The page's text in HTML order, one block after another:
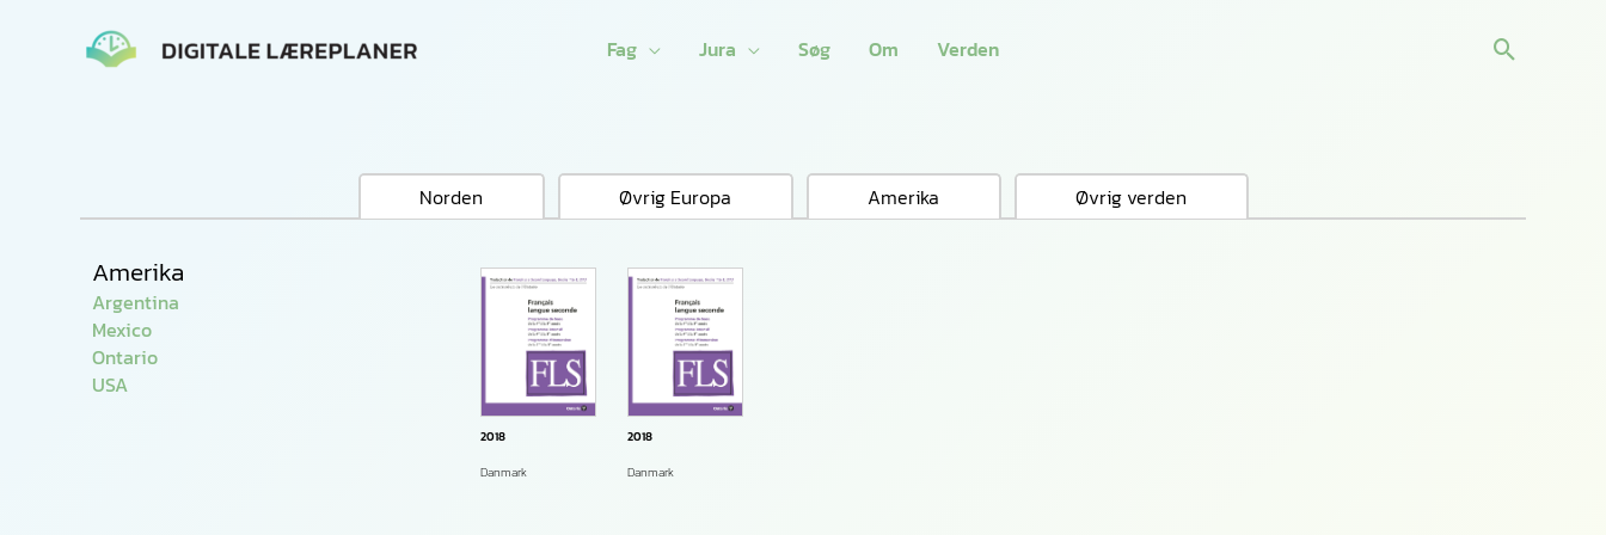
Fag Jura Søg Om Verden Søg
Norden Øvrig Europa Amerika Øvrig verden
Amerika
Argentina
Mexico
Ontario
USA
2018
Danmark
2018
Danmark